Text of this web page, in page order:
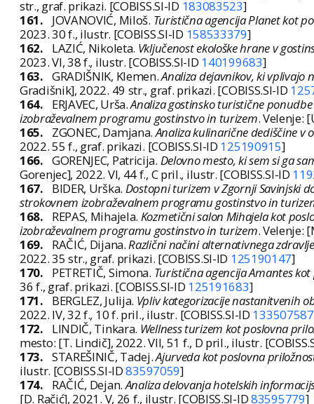
str., graf. prikazi. [COBISS.SI-ID 183083523]
161.
JOVANOVIĆ, Miloš. Turistična agencija Planet kot
2023. 30 f., ilustr. [COBISS.SI-ID 158533379]
162.
LAZIĆ, Nikoleta. Vključenost ekološke hrane v
2023. VI, 38 f., ilustr. [COBISS.SI-ID 140199683]
163. GRADIŠNIK, Klemen.Analiza dejavnikov, ki vplivajo
Gradišnik], 2022. 49 str., graf. prikazi. [COBISS.SI-ID
164.
ERJAVEC, Urša.Analiza gostinsko turistične
izobraževalnem programu gostinstvo in turizem. Velenje:
165.
ZGONEC, Damjana.Analiza kulinarične dediščine v
2022. 55 f., graf. prikazi. [COBISS.SI-ID 125190915]
166. GORENJEC, Patricija. Delovno mesto, ki sem si ga
Gorenjec], 2022. VI, 44 f., C pril., ilustr. [COBISS.SI-ID
167.
BIDER, Urška. Dostopni turizem v Zgornji Savinjski
strokovnem izobraževalnem programu gostinstvo in
168.
REPAS, Mihajela. Kozmetični salon Mihajela kot
izobraževalnem programu gostinstvo in turizem. Velenje:
169.
RAČIĆ, Dijana.Različni načini alternativnega
2022. 35 str., graf. prikazi. [COBISS.SI-ID 125190147]
170.
PETRETIČ, Simona. Turistična agencija Amantes
36 f., graf. prikazi. [COBISS.SI-ID 125191683]
171.
BERGLEZ, Julija. Vpliv kategorizacije nastanitvenih
2022. IV, 32 f., 10 f. pril., ilustr. [COBISS.SI-ID 133507587
172.
LINDIČ, Tinkara. Wellness turizem kot poslovna
mesto: [T. Lindič], 2022. VII, 51 f., D pril., ilustr.
173. STAREŠINIČ, Tadej.Ajurveda kot poslovna
ilustr. [COBISS.SI-ID83597059]
174.
RAČIĆ, Dejan.Analiza delovanja hotelskih
[D. Račić], 2021. V, 26 f., ilustr. [COBISS.SI-ID83595779]